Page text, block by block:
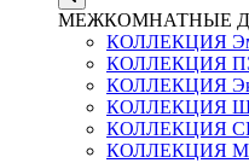
МЕЖКОМНАТНЫЕ
КОЛЛЕКЦИЯ
КОЛЛЕКЦИЯ
КОЛЛЕКЦИЯ
КОЛЛЕКЦИЯ
КОЛЛЕКЦИЯ
КОЛЛЕКЦИЯ